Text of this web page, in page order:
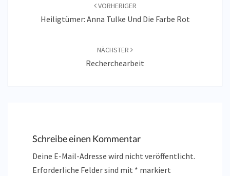
VORHERIGER
Heiligtümer: Anna Tulke Und Die Farbe Rot
NÄCHSTER
Recherchearbeit
Schreibe einen Kommentar
Deine E-Mail-Adresse wird nicht veröffentlicht.
Erforderliche Felder sind mit * markiert